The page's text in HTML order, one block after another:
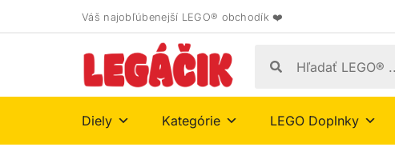
Váš najobľúbenejší LEGO® obchodík ❤️
Diely Kategórie LEGO Doplnky